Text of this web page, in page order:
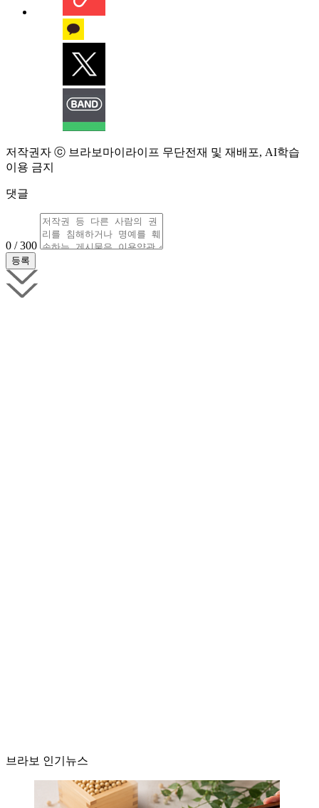
저작권자 ⓒ 브라보마이라이프 무단전재 및 재배포, AI학습
이용 금지
댓글
0 / 300
브라보 인기뉴스